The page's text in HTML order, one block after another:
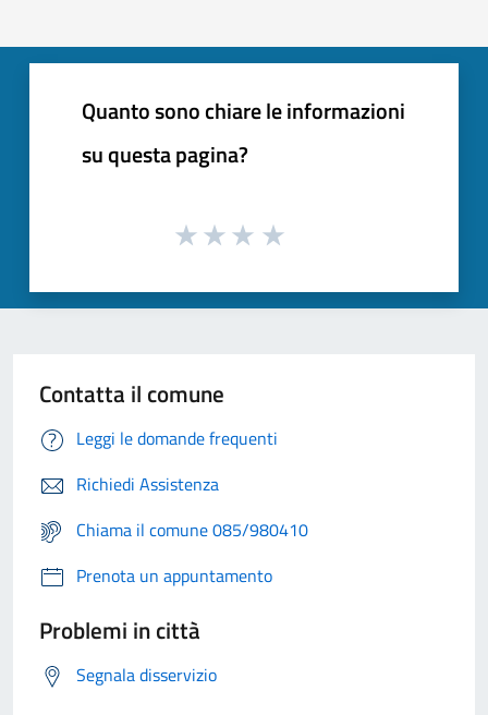
Quanto sono chiare le informazioni
su questa pagina?
Contatta il comune
Leggi le domande frequenti
Richiedi Assistenza
Chiama il comune 085/980410
Prenota un appuntamento
Problemi in città
Segnala disservizio